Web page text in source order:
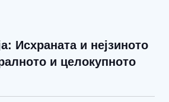
Исхраната и нејзиното
и целокупното